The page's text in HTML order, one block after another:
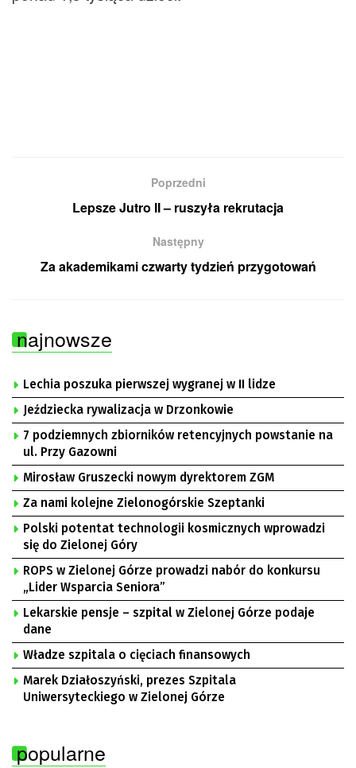
Poprzedni
Lepsze Jutro II – ruszyła rekrutacja
Następny
Za akademikami czwarty tydzień przygotowań
najnowsze
Lechia poszuka pierwszej wygranej w II lidze
Jeździecka rywalizacja w Drzonkowie
7 podziemnych zbiorników retencyjnych powstanie na
ul. Przy Gazowni
Mirosław Gruszecki nowym dyrektorem ZGM
Za nami kolejne Zielonogórskie Szeptanki
Polski potentat technologii kosmicznych wprowadzi
się do Zielonej Góry
ROPS w Zielonej Górze prowadzi nabór do konkursu
„Lider Wsparcia Seniora”
Lekarskie pensje – szpital w Zielonej Górze podaje
dane
Władze szpitala o cięciach finansowych
Marek Działoszyński, prezes Szpitala
Uniwersyteckiego w Zielonej Górze
popularne